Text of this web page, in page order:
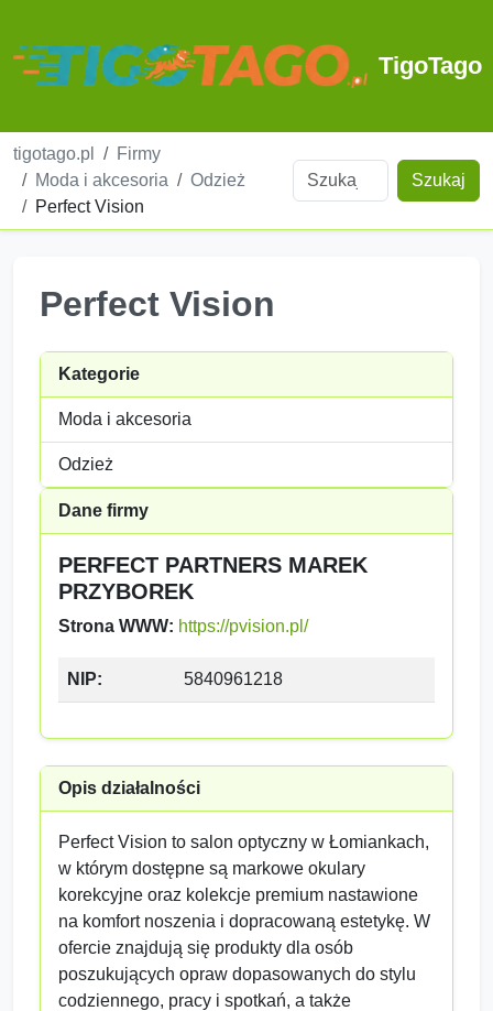
TigoTago
tigotago.pl
Firmy
Moda i akcesoria
Odzież
Perfect Vision
Szukaj
Perfect Vision
Kategorie
Moda i akcesoria
Odzież
Dane firmy
PERFECT PARTNERS MAREK
PRZYBOREK
Strona WWW: https://pvision.pl/
NIP: 5840961218
Opis działalności
Perfect Vision to salon optyczny w Łomiankach,
w którym dostępne są markowe okulary
korekcyjne oraz kolekcje premium nastawione
na komfort noszenia i dopracowaną estetykę. W
ofercie znajdują się produkty dla osób
poszukujących opraw dopasowanych do stylu
codziennego, pracy i spotkań, a także